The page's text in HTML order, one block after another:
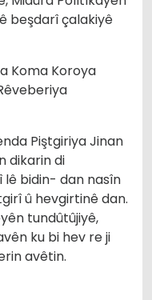
beşdarî çalakiyê
Koma Koroya
Piştgiriya Jinan
dikarin di
lê bidin- dan nasîn
û hevgirtinê dan.
tundûtûjiyê,
ku bi hev re ji
avêtin.